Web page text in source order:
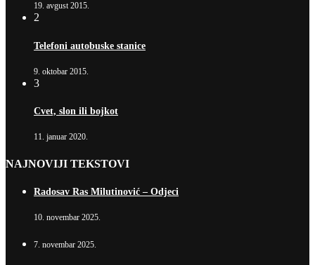
19. avgust 2015.
2
Telefoni autobuske stanice
9. oktobar 2015.
3
Cvet, slon ili bojkot
11. januar 2020.
NAJNOVIJI TEKSTOVI
Radosav Ras Milutinović – Odjeci
10. novembar 2025.
7. novembar 2025.